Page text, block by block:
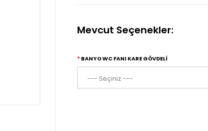
Mevcut Seçenekler:
BANYO WC FANI KARE GÖVDELI